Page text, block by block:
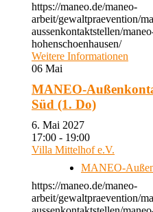
https://maneo.de/maneo-
arbeit/gewaltpraevention/
aussenkontaktstellen/
hohenschoenhausen/
Weitere Informationen
06 Mai
MANEO-
Süd (1. Do)
6. Mai 2027
17:00 - 19:00
Villa Mittelhof e.V.
MANEO-
https://maneo.de/maneo-
arbeit/gewaltpraevention/